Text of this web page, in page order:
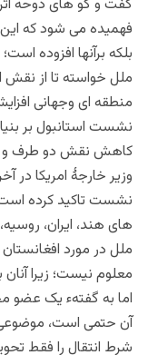
گفت و گو های دوحه
فهمیده می شود که
بلکه برآنها افزوده
ملل خواسته تا از
منطقه ای وجهانی
نشست استانبول بر
کاهش نقش دو طرف و
وزیر خارجۀ امریکا در
نشست تاکید کرده
های هند، ایران،
ملل در مورد
معلوم نیست؛ زیرا
اما به گفتهء یک عضو
آن حتمی است،
شرط انتقال را فقط